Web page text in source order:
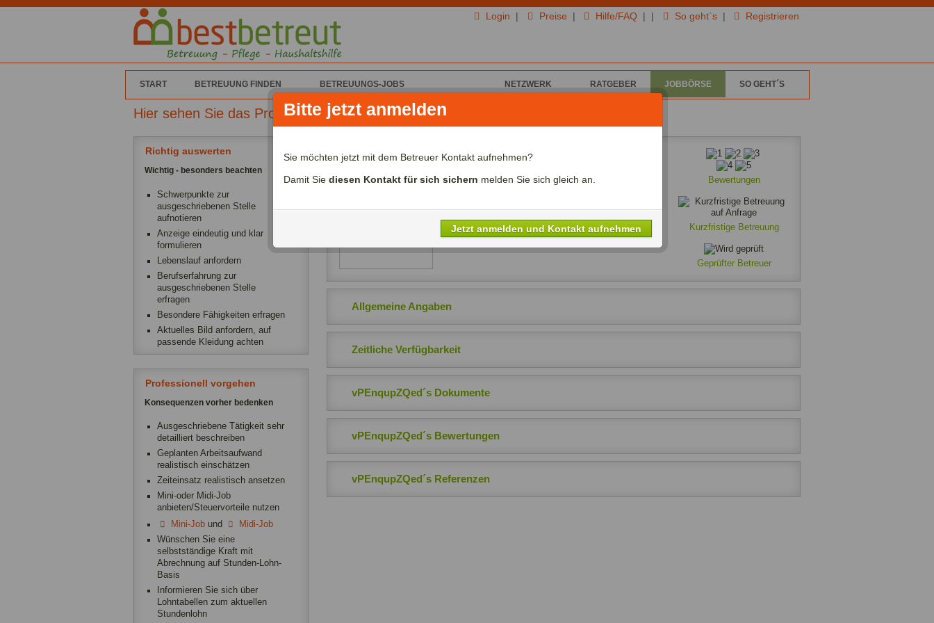
Login | Preise | Hilfe/FAQ | | So geht`s | Registrieren
START BETREUUNG FINDEN BETREUUNGS-JOBS SO GEHT´S
JOBBÖRSE
RATGEBER
NETZWERK
Hier sehen Sie das Profil von VPEnqupZQed G. für Haus & Garten
Richtig auswerten
Wichtig - besonders beachten
Schwerpunkte zur
ausgeschriebenen Stelle
aufnotieren
Anzeige eindeutig und klar
formulieren
Lebenslauf anfordern
Berufserfahrung zur
ausgeschriebenen Stelle
erfragen
Besondere Fähigkeiten erfragen
Aktuelles Bild anfordern, auf
passende Kleidung achten
Professionell vorgehen
Konsequenzen vorher bedenken
Ausgeschriebene Tätigkeit sehr
detailliert beschreiben
Geplanten Arbeitsaufwand
realistisch einschätzen
Zeiteinsatz realistisch ansetzen
Mini-oder Midi-Job
anbieten/Steuervorteile nutzen
Mini-Jobund
Midi-Job
Wünschen Sie eine
selbstständige Kraft mit
Abrechnung auf Stunden-Lohn-
Basis
Informieren Sie sich über
Lohntabellen zum aktuellen
Stundenlohn
VPEnqupZQed G. aus
Sprachen:
Bewertungen
Kurzfristige Betreuung
Geprüfter Betreuer
Allgemeine Angaben
Zeitliche Verfügbarkeit
vPEnqupZQed´s Dokumente
vPEnqupZQed´s Bewertungen
vPEnqupZQed´s Referenzen
Bitte jetzt anmelden
Sie möchten jetzt mit dem Betreuer Kontakt aufnehmen?
Damit Sie diesen Kontakt für sich sichern melden Sie sich gleich an.
Jetzt anmelden und Kontakt aufnehmen